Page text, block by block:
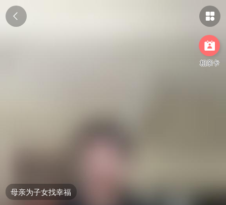
 

相亲卡
母亲为子女找幸福